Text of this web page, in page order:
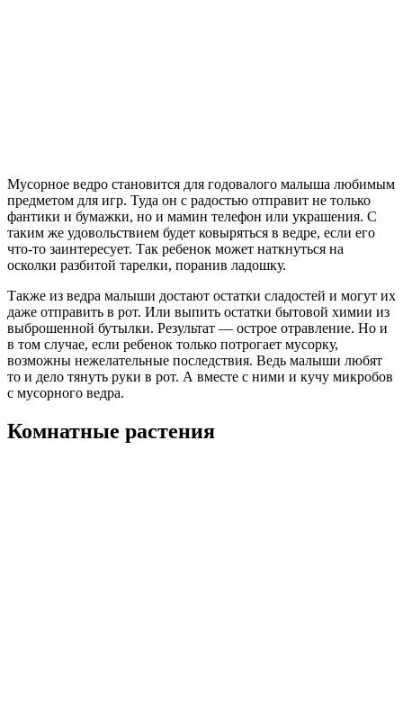
Мусорное ведро становится для годовалого малыша любимым
предметом для игр. Туда он с радостью отправит не только
фантики и бумажки, но и мамин телефон или украшения. С
таким же удовольствием будет ковыряться в ведре, если его
что-то заинтересует. Так ребенок может наткнуться на
осколки разбитой тарелки, поранив ладошку.
Также из ведра малыши достают остатки сладостей и могут их
даже отправить в рот. Или выпить остатки бытовой химии из
выброшенной бутылки. Результат — острое отравление. Но и
в том случае, если ребенок только потрогает мусорку,
возможны нежелательные последствия. Ведь малыши любят
то и дело тянуть руки в рот. А вместе с ними и кучу микробов
с мусорного ведра.
Комнатные растения